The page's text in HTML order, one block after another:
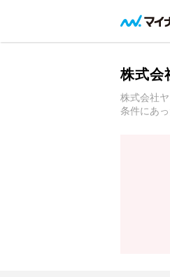
株式会
株式会社
条件にあ